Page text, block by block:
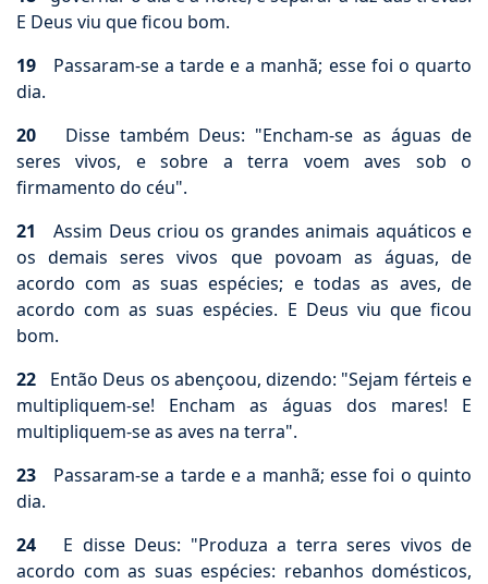
E Deus viu que ficou bom.
19 Passaram-se a tarde e a manhã; esse foi o quarto
dia.
20 Disse também Deus: "Encham-se as águas de
seres vivos, e sobre a terra voem aves sob o
firmamento do céu".
21 Assim Deus criou os grandes animais aquáticos e
os demais seres vivos que povoam as águas, de
acordo com as suas espécies; e todas as aves, de
acordo com as suas espécies. E Deus viu que ficou
bom.
22 Então Deus os abençoou, dizendo: "Sejam férteis e
multipliquem-se! Encham as águas dos mares! E
multipliquem-se as aves na terra".
23 Passaram-se a tarde e a manhã; esse foi o quinto
dia.
24 E disse Deus: "Produza a terra seres vivos de
acordo com as suas espécies: rebanhos domésticos,